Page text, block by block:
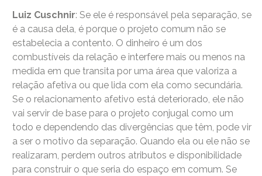
Luiz Cuschnir: Se ele é responsável pela separação, se
é a causa dela, é porque o projeto comum não se
estabelecia a contento. O dinheiro é um dos
combustíveis da relação e interfere mais ou menos na
medida em que transita por uma área que valoriza a
relação afetiva ou que lida com ela como secundária.
Se o relacionamento afetivo está deteriorado, ele não
vai servir de base para o projeto conjugal como um
todo e dependendo das divergências que têm, pode vir
a ser o motivo da separação. Quando ela ou ele não se
realizaram, perdem outros atributos e disponibilidade
para construir o que seria do espaço em comum. Se